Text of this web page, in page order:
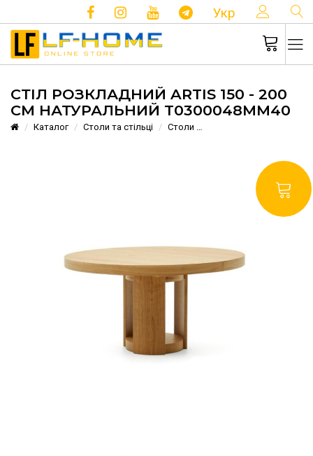
Укр
СТІЛ РОЗКЛАДНИЙ ARTIS 150 - 200
СМ НАТУРАЛЬНИЙ T0300048MM40
Каталог Столи та стільці Столи